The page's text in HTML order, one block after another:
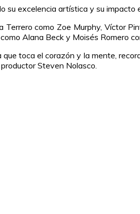
su excelencia artística y su impacto
como Zoe Murphy, Víctor
Alana Beck y Moisés Romero
toca el corazón y la mente,
Steven Nolasco.